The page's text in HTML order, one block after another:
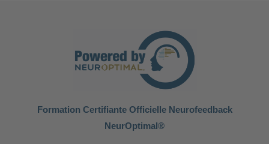
Formation Certifiante Officielle Neurofeedback
NeurOptimal®